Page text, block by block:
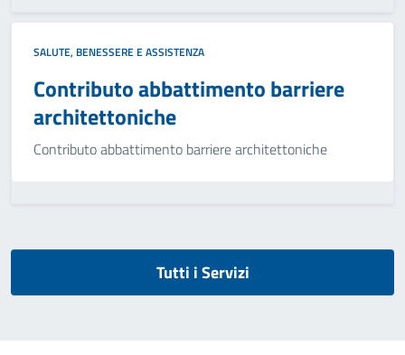
SALUTE, BENESSERE E ASSISTENZA
Contributo abbattimento barriere
architettoniche
Contributo abbattimento barriere architettoniche
Tutti i Servizi